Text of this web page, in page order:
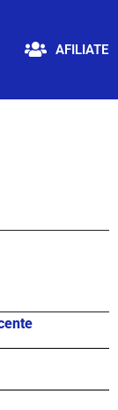
AFILIATE